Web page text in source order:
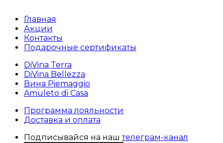
Главная
Акции
Контакты
Подарочные сертификаты
DiVina Terra
DiVina Bellezza
Вина Piemaggio
Amuleto di Casa
Программа лояльности
Доставка и оплата
Подписывайся на наштелеграм-канал